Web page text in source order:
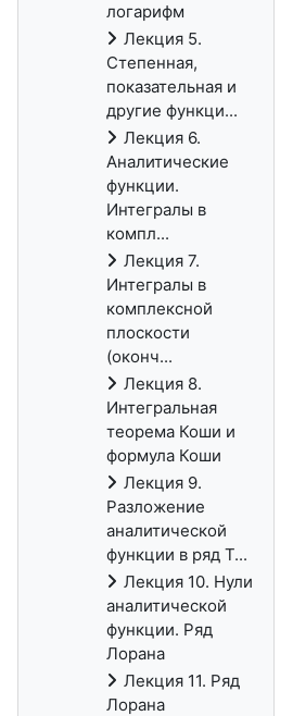
логарифм
Лекция 5.
Степенная,
показательная и
другие функци...
Лекция 6.
Аналитические
функции.
Интегралы в
компл...
Лекция 7.
Интегралы в
комплексной
плоскости
(оконч...
Лекция 8.
Интегральная
теорема Коши и
формула Коши
Лекция 9.
Разложение
аналитической
функции в ряд Т...
Лекция 10. Нули
аналитической
функции. Ряд
Лорана
Лекция 11. Ряд
Лорана